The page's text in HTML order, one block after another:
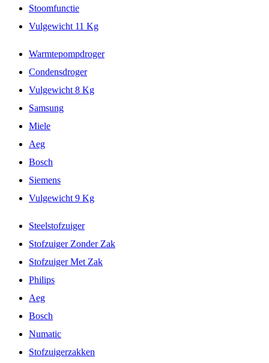
Stoomfunctie
Vulgewicht 11 Kg
Warmtepompdroger
Condensdroger
Vulgewicht 8 Kg
Samsung
Miele
Aeg
Bosch
Siemens
Vulgewicht 9 Kg
Steelstofzuiger
Stofzuiger Zonder Zak
Stofzuiger Met Zak
Philips
Aeg
Bosch
Numatic
Stofzuigerzakken